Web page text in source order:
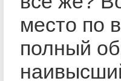
место по
полный